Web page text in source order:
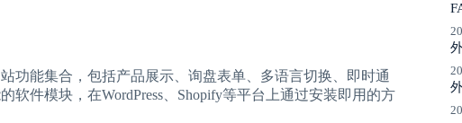
功能集合，包括产品展示、询盘表单、多语言切换、即时通
件模块，在WordPress、Shopify等平台上通过安装即用的方